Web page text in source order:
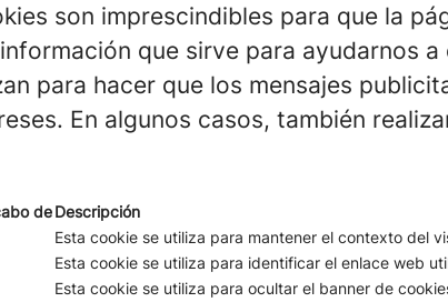
son imprescindibles para que la
que sirve para ayudarnos
para hacer que los mensajes
En algunos casos, también
deDescripción
Esta cookie se utiliza para mantener el contexto del
Esta cookie se utiliza para identificar el enlace web
Esta cookie se utiliza para ocultar el banner de